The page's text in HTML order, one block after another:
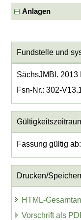
Anlagen
Fundstelle und
SächsJMBl. 2013
Fsn-Nr.: 302-
Fassung gültig
Drucken/
HTML-
Vorschrift als